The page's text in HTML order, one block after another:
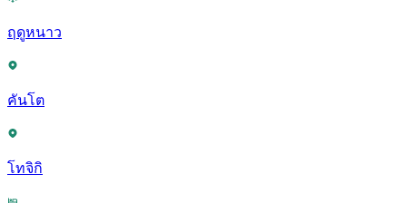
ฤดูหนาว
คันโต
โทจิกิ